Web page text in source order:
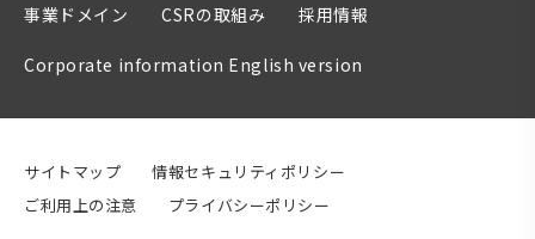
事業ドメイン CSRの取組み 採用情報
Corporate information English version
サイトマップ
情報セキュリティポリシー
ご利用上の注意
プライバシーポリシー